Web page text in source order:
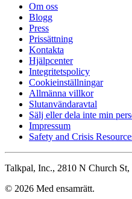
Om oss
Blogg
Press
Prissättning
Kontakta
Hjälpcenter
Integritetspolicy
Cookieinställningar
Allmänna villkor
Slutanvändaravtal
Sälj eller dela inte min
Impressum
Safety and Crisis
Talkpal, Inc., 2810 N Church
© 2026 Med ensamrätt.